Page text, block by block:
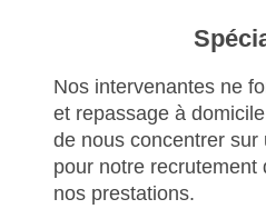
Nos intervenantes ne
et repassage à
de nous concentrer
pour notre recrutement
nos prestations.